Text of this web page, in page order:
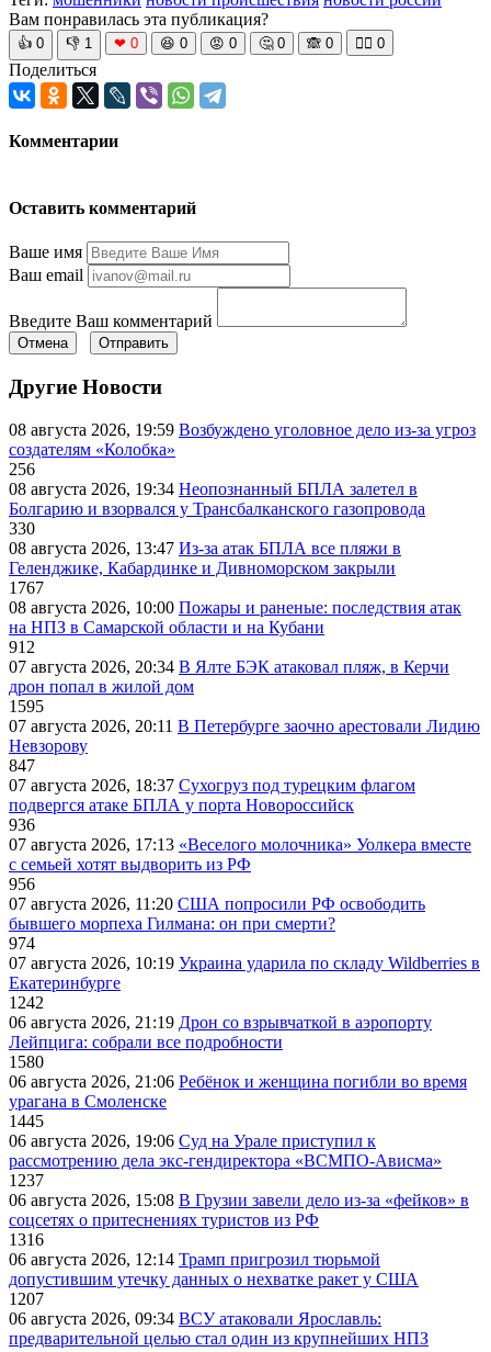
Вам понравилась эта публикация?
👍 0 👎 1 ❤ 0 😆 0 😡 0 🤔 0 🙈 0 🧘‍♀️ 0
Поделиться
Комментарии
Оставить комментарий
Ваше имя
Ваш email
Введите Ваш комментарий
Отмена Отправить
Другие Новости
08 августа 2026, 19:59 Возбуждено уголовное дело из-за угроз
создателям «Колобка»
256
08 августа 2026, 19:34 Неопознанный БПЛА залетел в
Болгарию и взорвался у Трансбалканского газопровода
330
08 августа 2026, 13:47 Из-за атак БПЛА все пляжи в
Геленджике, Кабардинке и Дивноморском закрыли
1767
08 августа 2026, 10:00 Пожары и раненые: последствия атак
на НПЗ в Самарской области и на Кубани
912
07 августа 2026, 20:34 В Ялте БЭК атаковал пляж, в Керчи
дрон попал в жилой дом
1595
07 августа 2026, 20:11 В Петербурге заочно арестовали Лидию
Невзорову
847
07 августа 2026, 18:37 Сухогруз под турецким флагом
подвергся атаке БПЛА у порта Новороссийск
936
07 августа 2026, 17:13 «Веселого молочника» Уолкера вместе
с семьей хотят выдворить из РФ
956
07 августа 2026, 11:20 США попросили РФ освободить
бывшего морпеха Гилмана: он при смерти?
974
07 августа 2026, 10:19 Украина ударила по складу Wildberries в
Екатеринбурге
1242
06 августа 2026, 21:19 Дрон со взрывчаткой в аэропорту
Лейпцига: собрали все подробности
1580
06 августа 2026, 21:06 Ребёнок и женщина погибли во время
урагана в Смоленске
1445
06 августа 2026, 19:06 Суд на Урале приступил к
рассмотрению дела экс-гендиректора «ВСМПО-Ависма»
1237
06 августа 2026, 15:08 В Грузии завели дело из-за «фейков» в
соцсетях о притеснениях туристов из РФ
1316
06 августа 2026, 12:14 Трамп пригрозил тюрьмой
допустившим утечку данных о нехватке ракет у США
1207
06 августа 2026, 09:34 ВСУ атаковали Ярославль:
предварительной целью стал один из крупнейших НПЗ